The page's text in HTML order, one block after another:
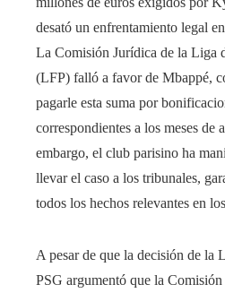
desató un enfrentamiento legal
La Comisión Jurídica de la Liga
(LFP) falló a favor de Mbappé,
pagarle esta suma por
correspondientes a los meses
embargo, el club parisino ha
llevar el caso a los tribunales,
todos los hechos relevantes en
A pesar de que la decisión de la
PSG argumentó que la